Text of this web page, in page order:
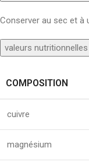
Conserver au sec et à
valeurs nutritionnelles
COMPOSITION
cuivre
magnésium